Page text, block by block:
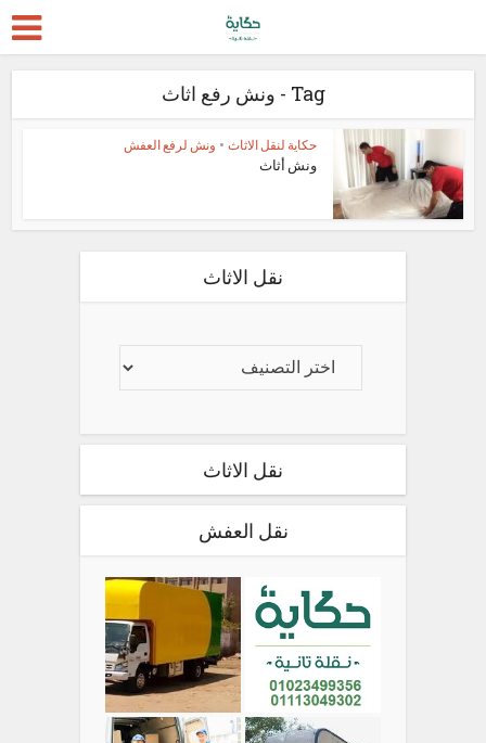
Tag - ونش رفع اثاث
حكاية لنقل الاثاث • ونش لرفع العفش
ونش أثاث
نقل الاثاث
نقل الاثاث
نقل العفش